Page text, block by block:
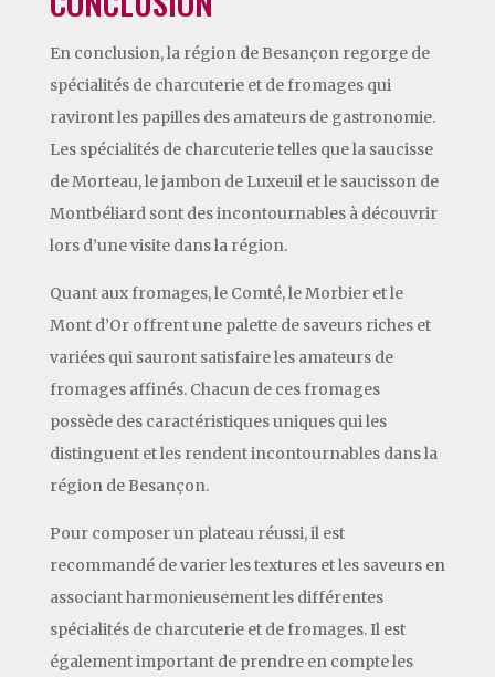
En conclusion, la région de Besançon regorge de
spécialités de charcuterie et de fromages qui
raviront les papilles des amateurs de gastronomie.
Les spécialités de charcuterie telles que la saucisse
de Morteau, le jambon de Luxeuil et le saucisson de
Montbéliard sont des incontournables à découvrir
lors d’une visite dans la région.
Quant aux fromages, le Comté, le Morbier et le
Mont d’Or offrent une palette de saveurs riches et
variées qui sauront satisfaire les amateurs de
fromages affinés. Chacun de ces fromages
possède des caractéristiques uniques qui les
distinguent et les rendent incontournables dans la
région de Besançon.
Pour composer un plateau réussi, il est
recommandé de varier les textures et les saveurs en
associant harmonieusement les différentes
spécialités de charcuterie et de fromages. Il est
également important de prendre en compte les